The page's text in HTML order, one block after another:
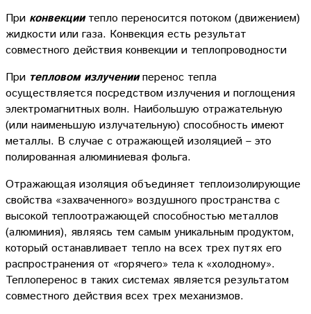
При конвекциитепло переносится потоком (движением)
жидкости или газа. Конвекция есть результат
совместного действия конвекции и теплопроводности
При тепловом излученииперенос тепла
осуществляется посредством излучения и поглощения
электромагнитных волн. Наибольшую отражательную
(или наименьшую излучательную) способность имеют
металлы. В случае с отражающей изоляцией – это
полированная алюминиевая фольга.
Отражающая изоляция объединяет теплоизолирующие
свойства «захваченного» воздушного пространства с
высокой теплоотражающей способностью металлов
(алюминия), являясь тем самым уникальным продуктом,
который останавливает тепло на всех трех путях его
распространения от «горячего» тела к «холодному».
Теплоперенос в таких системах является результатом
совместного действия всех трех механизмов.